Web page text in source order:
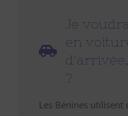
Je
en
?
Les Bénines utilisent